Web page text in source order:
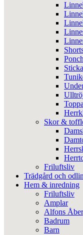
Skor &
Friluftsliv
Trädgård och
Hem & inredning
Friluftsliv
Amplar
Alfons
Badrum
Barn